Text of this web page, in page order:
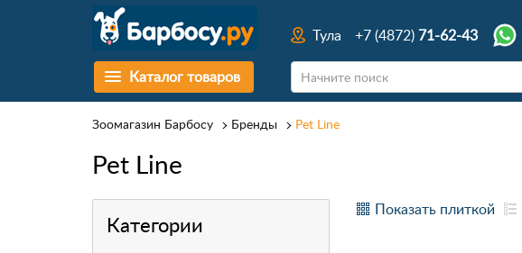
Тула +7 (4872) 71-62-43
Каталог товаров
Зоомагазин Барбосу Бренды Pet Line
Pet Line
Категории
Показать плиткой